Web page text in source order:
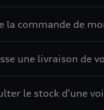
la commande de
une livraison de
le stock d'une